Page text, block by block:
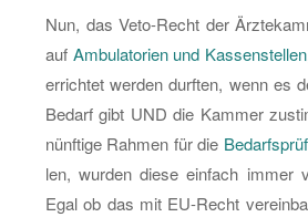
Nun, das Ve­to-Recht der
auf Am­bu­la­to­ri­en und Kas­sen­stel­len
er­rich­tet wer­den durf­ten, wenn es
Be­darf gibt UND die Kam­mer
nünf­ti­ge Rah­men für die
len, wur­den diese ein­fach immer
Egal ob das mit EU-Recht